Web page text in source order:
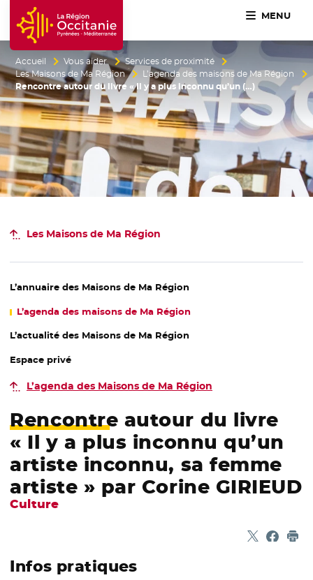
Accueil Région Occitanie / Pyrénées-Méditerranée
MENU
Accueil Vous aider
Services de proximité
Les Maisons de Ma Région
L’agenda des maisons de Ma Région
Rencontre autour du livre « Il y a plus inconnu qu’un (…)
Les Maisons de Ma Région
L’annuaire des Maisons de Ma Région
L’agenda des maisons de Ma Région
L’actualité des Maisons de Ma Région
Espace privé
L’agenda des Maisons de Ma Région
Rencontre autour du livre
« Il y a plus inconnu qu’un
artiste inconnu, sa femme
artiste » par Corine GIRIEUD
Culture
Partager
- Nouvelle
-
Infos pratiques